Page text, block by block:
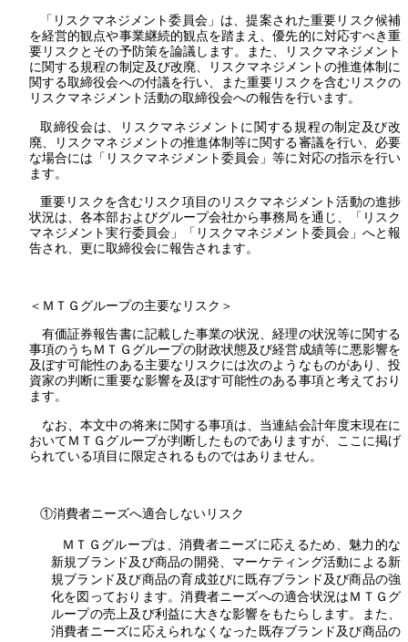
「リスクマネジメント委員会」は、提案された重要リスク候補
を経営的観点や事業継続的観点を踏まえ、優先的に対応すべき重
要リスクとその予防策を論議します。また、リスクマネジメント
に関する規程の制定及び改廃、リスクマネジメントの推進体制に
関する取締役会への付議を行い、また重要リスクを含むリスクの
リスクマネジメント活動の取締役会への報告を行います。
取締役会は、リスクマネジメントに関する規程の制定及び改
廃、リスクマネジメントの推進体制等に関する審議を行い、必要
な場合には「リスクマネジメント委員会」等に対応の指示を行い
ます。
重要リスクを含むリスク項目のリスクマネジメント活動の進捗
状況は、各本部およびグループ会社から事務局を通じ、「リスク
マネジメント実行委員会」「リスクマネジメント委員会」へと報
告され、更に取締役会に報告されます。
＜ＭＴＧグループの主要なリスク＞
有価証券報告書に記載した事業の状況、経理の状況等に関する
事項のうちＭＴＧグループの財政状態及び経営成績等に悪影響を
及ぼす可能性のある主要なリスクには次のようなものがあり、投
資家の判断に重要な影響を及ぼす可能性のある事項と考えており
ます。
なお、本文中の将来に関する事項は、当連結会計年度末現在に
おいてＭＴＧグループが判断したものでありますが、ここに掲げ
られている項目に限定されるものではありません。
①消費者ニーズへ適合しないリスク
ＭＴＧグループは、消費者ニーズに応えるため、魅力的な
新規ブランド及び商品の開発、マーケティング活動による新
規ブランド及び商品の育成並びに既存ブランド及び商品の強
化を図っております。消費者ニーズへの適合状況はＭＴＧグ
ループの売上及び利益に大きな影響をもたらします。また、
消費者ニーズに応えられなくなった既存ブランド及び商品の